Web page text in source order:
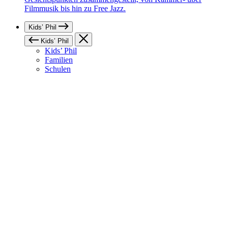
Filmmusik bis hin zu Free Jazz.
Kids’ Phil
Kids’ Phil
Kids’ Phil
Familien
Schulen